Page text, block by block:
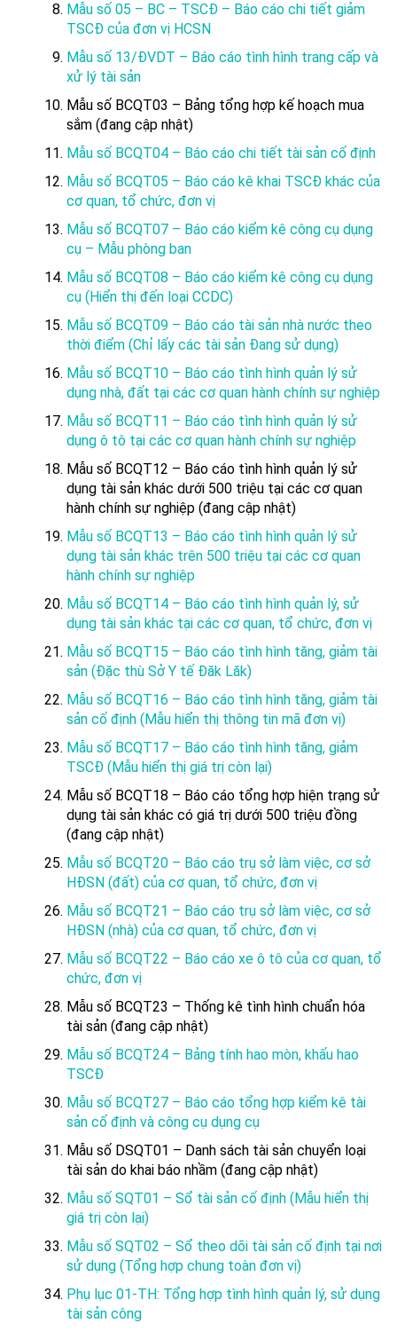
Mẫu số 05 – BC – TSCĐ – Báo cáo chi tiết giảm
TSCĐ của đơn vị HCSN
Mẫu số 13/ĐVDT – Báo cáo tình hình trang cấp và
xử lý tài sản
Mẫu số BCQT03 – Bảng tổng hợp kế hoạch mua
sắm (đang cập nhật)
Mẫu số BCQT04 – Báo cáo chi tiết tài sản cố định
Mẫu số BCQT05 – Báo cáo kê khai TSCĐ khác của
cơ quan, tổ chức, đơn vị
Mẫu số BCQT07 – Báo cáo kiểm kê công cụ dụng
cụ – Mẫu phòng ban
Mẫu số BCQT08 – Báo cáo kiểm kê công cụ dụng
cụ (Hiển thị đến loại CCDC)
Mẫu số BCQT09 – Báo cáo tài sản nhà nước theo
thời điểm (Chỉ lấy các tài sản Đang sử dụng)
Mẫu số BCQT10 – Báo cáo tình hình quản lý sử
dụng nhà, đất tại các cơ quan hành chính sự nghiệp
Mẫu số BCQT11 – Báo cáo tình hình quản lý sử
dụng ô tô tại các cơ quan hành chính sự nghiệp
Mẫu số BCQT12 – Báo cáo tình hình quản lý sử
dụng tài sản khác dưới 500 triệu tại các cơ quan
hành chính sự nghiệp (đang cập nhật)
Mẫu số BCQT13 – Báo cáo tình hình quản lý sử
dụng tài sản khác trên 500 triệu tại các cơ quan
hành chính sự nghiệp
Mẫu số BCQT14 – Báo cáo tình hình quản lý, sử
dụng tài sản khác tại các cơ quan, tổ chức, đơn vị
Mẫu số BCQT15 – Báo cáo tình hình tăng, giảm tài
sản (Đặc thù Sở Y tế Đăk Lăk)
Mẫu số BCQT16 – Báo cáo tình hình tăng, giảm tài
sản cố định (Mẫu hiển thị thông tin mã đơn vị)
Mẫu số BCQT17 – Báo cáo tình hình tăng, giảm
TSCĐ (Mẫu hiển thị giá trị còn lại)
Mẫu số BCQT18 – Báo cáo tổng hợp hiện trạng sử
dụng tài sản khác có giá trị dưới 500 triệu đồng
(đang cập nhật)
Mẫu số BCQT20 – Báo cáo trụ sở làm việc, cơ sở
HĐSN (đất) của cơ quan, tổ chức, đơn vị
Mẫu số BCQT21 – Báo cáo trụ sở làm việc, cơ sở
HĐSN (nhà) của cơ quan, tổ chức, đơn vị
Mẫu số BCQT22 – Báo cáo xe ô tô của cơ quan, tổ
chức, đơn vị
Mẫu số BCQT23 – Thống kê tình hình chuẩn hóa
tài sản (đang cập nhật)
Mẫu số BCQT24 – Bảng tính hao mòn, khấu hao
TSCĐ
Mẫu số BCQT27 – Báo cáo tổng hợp kiểm kê tài
sản cố định và công cụ dụng cụ
Mẫu số DSQT01 – Danh sách tài sản chuyển loại
tài sản do khai báo nhầm (đang cập nhật)
Mẫu số SQT01 – Sổ tài sản cố định (Mẫu hiển thị
giá trị còn lại)
Mẫu số SQT02 – Sổ theo dõi tài sản cố định tại nơi
sử dụng (Tổng hợp chung toàn đơn vị)
Phụ lục 01-TH: Tổng hợp tình hình quản lý, sử dụng
tài sản công